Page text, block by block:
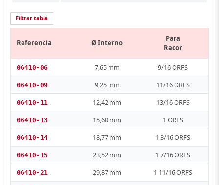
Filtrar tabla
Referencia Ø Interno
Para
Racor
06410-06 7,65 mm 9/16 ORFS
06410-09 9,25 mm 11/16 ORFS
06410-11 12,42 mm 13/16 ORFS
06410-13 15,60 mm 1 ORFS
06410-14 18,77 mm 1 3/16 ORFS
06410-15 23,52 mm 1 7/16 ORFS
06410-21 29,87 mm 1 11/16 ORFS